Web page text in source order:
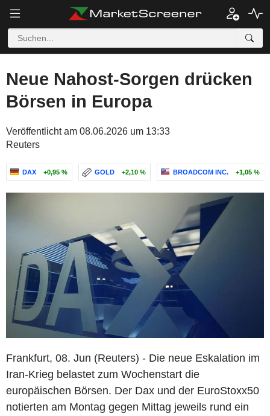
Neue Nahost-Sorgen drücken
Börsen in Europa
Veröffentlicht am 08.06.2026 um 13:33
Reuters
DAX +0,95 % GOLD +2,10 % BROADCOM INC. +1,05 %
Frankfurt, 08. Jun (Reuters) - Die neue Eskalation im
Iran-Krieg belastet zum Wochenstart die
europäischen Börsen. Der Dax und der EuroStoxx50
notierten am Montag gegen Mittag jeweils rund ein